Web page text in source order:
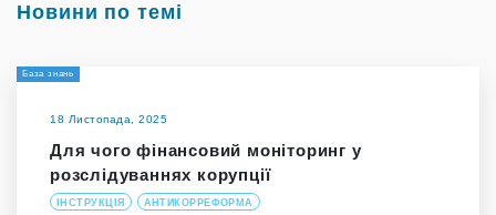
Новини по темі
База знань
18 Листопада, 2025
Для чого фінансовий моніторинг у
розслідуваннях корупції
ІНСТРУКЦІЯ АНТИКОРРЕФОРМА